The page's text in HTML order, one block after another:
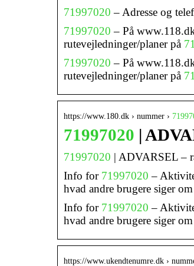
71997020 – Adresse og
71997020 – På
rutevejledninger/planer på
71997020 – På
rutevejledninger/planer på
https://www.180.dk › nummer ›
71997020 |
71997020 | ADVARSEL –
Info for 71997020 –
hvad andre brugere siger
Info for 71997020 –
hvad andre brugere siger
https://www.ukendtenumre.dk ›